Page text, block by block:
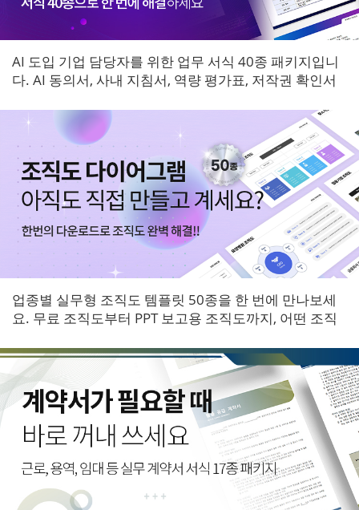
AI 도입 기업 담당자를 위한 업무 서식 40종 패키지입니
다. AI 동의서, 사내 지침서, 역량 평가표, 저작권 확인서
업종별 실무형 조직도 템플릿 50종을 한 번에 만나보세
요. 무료 조직도부터 PPT 보고용 조직도까지, 어떤 조직